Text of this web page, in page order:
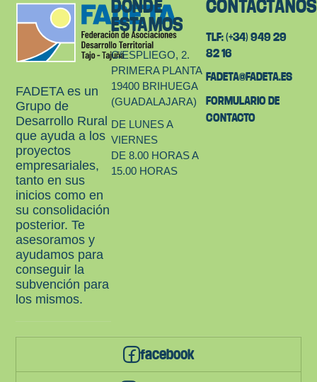
FADETA es un
Grupo de
Desarrollo Rural
que ayuda a los
proyectos
empresariales,
tanto en sus
inicios como en
su consolidación
posterior. Te
asesoramos y
ayudamos para
conseguir la
subvención para
los mismos.
DÓNDE
ESTAMOS
C/ESPLIEGO, 2.
PRIMERA PLANTA
19400 BRIHUEGA
(GUADALAJARA)
DE LUNES A
VIERNES
DE 8.00 HORAS A
15.00 HORAS
CONTÁCTANOS
TLF: (+34) 949 29
82 16
FADETA@FADETA.ES
FORMULARIO DE
CONTACTO
facebook